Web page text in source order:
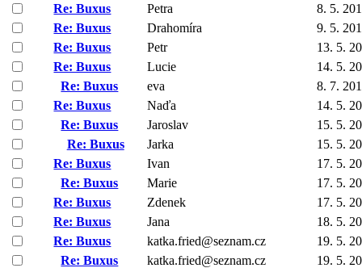
Re: Buxus
Petra
8. 5.
Re: Buxus
Drahomíra
9. 5.
Re: Buxus
Petr
13. 5.
Re: Buxus
Lucie
14. 5.
Re: Buxus
eva
8. 7.
Re: Buxus
Naďa
14. 5.
Re: Buxus
Jaroslav
15. 5.
Re: Buxus
Jarka
15. 5.
Re: Buxus
Ivan
17. 5.
Re: Buxus
Marie
17. 5.
Re: Buxus
Zdenek
17. 5.
Re: Buxus
Jana
18. 5.
Re: Buxus
katka.fried@seznam.cz
19. 5.
Re: Buxus
katka.fried@seznam.cz
19. 5.